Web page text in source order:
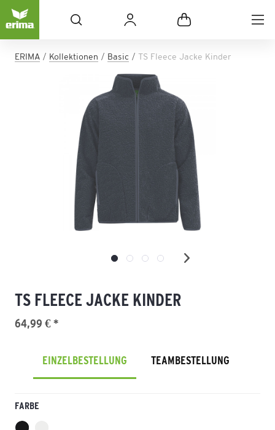
ERIMA Kollektionen Basic TS Fleece Jacke Kinder
TS FLEECE JACKE KINDER
64,99 € *
EINZELBESTELLUNG TEAMBESTELLUNG
FARBE